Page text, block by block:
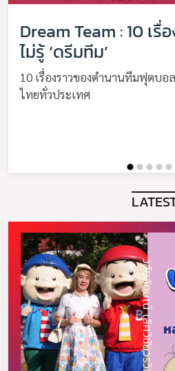
Dream Team : 10 เ
ไม่รู้ ‘ดรีมทีม’
10 เรื่องราวของตำนานทีมฟุตบ
ไทยทั่วประเทศ